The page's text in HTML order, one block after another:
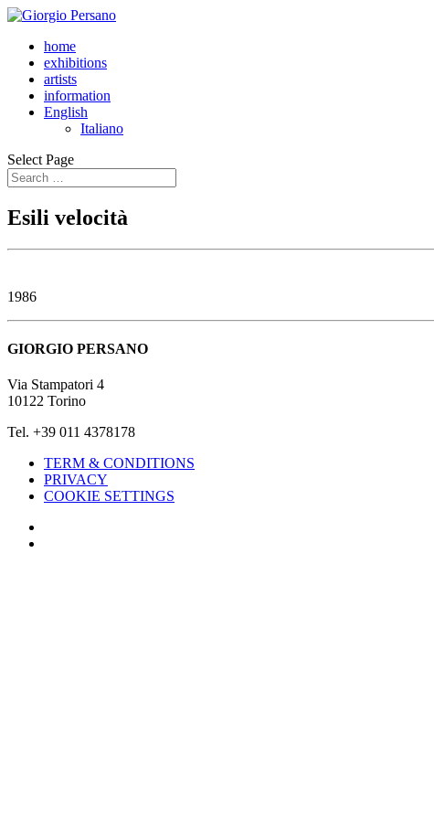
home
exhibitions
artists
information
English
Italiano
Select Page
Esili velocità
1986
GIORGIO PERSANO
Via Stampatori 4
10122 Torino
Tel. +39 011 4378178
TERM & CONDITIONS
PRIVACY
COOKIE SETTINGS